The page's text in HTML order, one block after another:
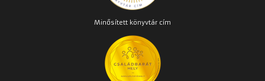
Minősített könyvtár cím